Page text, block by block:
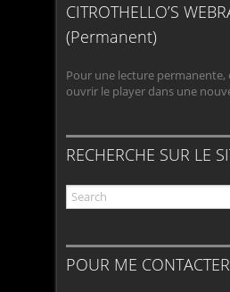
CITROTHELLO’S
(Permanent)
Pour une lecture permanente,
ouvrir le player dans une
RECHERCHE SUR LE
POUR ME CONTACTER